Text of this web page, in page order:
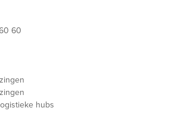
60
hubs